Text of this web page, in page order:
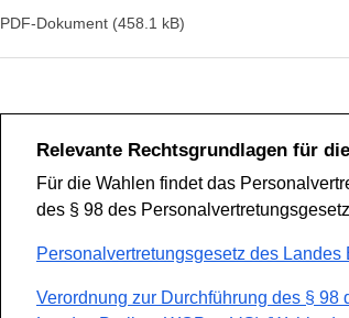
PDF-Dokument (458.1 kB)
Relevante Rechtsgrundlagen für
Für die Wahlen findet das
des § 98 des
Personalvertretungsgesetz des Landes
Verordnung zur Durchführung des §